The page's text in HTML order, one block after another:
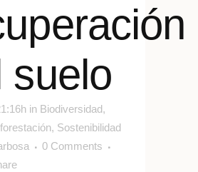
suelo
in Biodiversidad,
, Sostenibilidad
0 Comments